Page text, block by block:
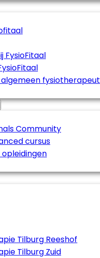
FysioFitaal
fysiotherapeut
Community
cursus
opleidingen
Tilburg Reeshof
Tilburg Zuid